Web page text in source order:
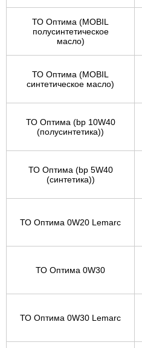
ТО Оптима (MOBIL
полусинтетическое
масло)
ТО Оптима (MOBIL
синтетическое масло)
ТО Оптима (bp 10W40
(полусинтетика))
ТО Оптима (bp 5W40
(синтетика))
ТО Оптима 0W20 Lemarc
ТО Оптима 0W30
ТО Оптима 0W30 Lemarc